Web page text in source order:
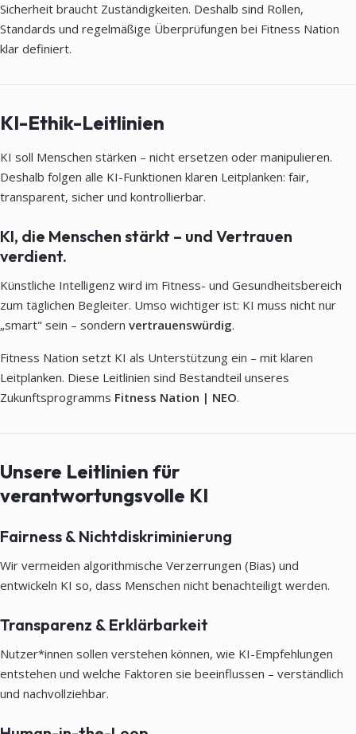
Sicherheit braucht Zuständigkeiten. Deshalb sind Rollen,
Standards und regelmäßige Überprüfungen bei Fitness Nation
klar definiert.
KI-Ethik-Leitlinien
KI soll Menschen stärken – nicht ersetzen oder manipulieren.
Deshalb folgen alle KI-Funktionen klaren Leitplanken: fair,
transparent, sicher und kontrollierbar.
KI, die Menschen stärkt – und Vertrauen
verdient.
Künstliche Intelligenz wird im Fitness- und Gesundheitsbereich
zum täglichen Begleiter. Umso wichtiger ist: KI muss nicht nur
„smart" sein – sondern vertrauenswürdig.
Fitness Nation setzt KI als Unterstützung ein – mit klaren
Leitplanken. Diese Leitlinien sind Bestandteil unseres
Zukunftsprogramms Fitness Nation | NEO.
Unsere Leitlinien für
verantwortungsvolle KI
Fairness & Nichtdiskriminierung
Wir vermeiden algorithmische Verzerrungen (Bias) und
entwickeln KI so, dass Menschen nicht benachteiligt werden.
Transparenz & Erklärbarkeit
Nutzer*innen sollen verstehen können, wie KI-Empfehlungen
entstehen und welche Faktoren sie beeinflussen – verständlich
und nachvollziehbar.